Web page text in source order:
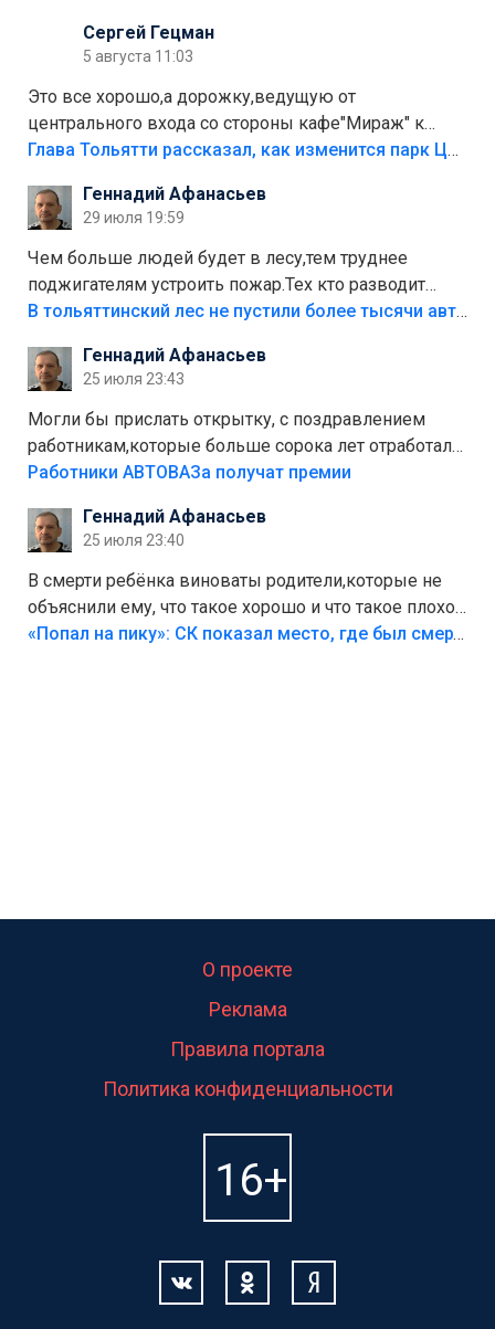
Сергей Гецман
5 августа 11:03
Это все хорошо,а дорожку,ведущую от
центрального входа со стороны кафе"Мираж" к
аттракционам слабо доделать?А то бордюры
лежала в парке и испортилась.Да еще,видимо,часть
украли.
Глава Тольятти рассказал, как изменится парк Центрального района
Геннадий Афанасьев
29 июля 19:59
Чем больше людей будет в лесу,тем труднее
поджигателям устроить пожар.Тех кто разводит
костры,тех надо безбожно штрафовать.Камер полно
Штрафы мизерные.
В тольяттинский лес не пустили более тысячи автомобилей
Геннадий Афанасьев
25 июля 23:43
Могли бы прислать открытку, с поздравлением
работникам,которые больше сорока лет отработали
на предприятии.
Работники АВТОВАЗа получат премии
Геннадий Афанасьев
25 июля 23:40
В смерти ребёнка виноваты родители,которые не
объяснили ему, что такое хорошо и что такое плохо!
Лезть через такой забор,верх безумия,есть же
«Попал на пику»: СК показал место, где был смертельно травмирован ребенок в Тольятти
О проекте
Реклама
Правила портала
Политика конфиденциальности